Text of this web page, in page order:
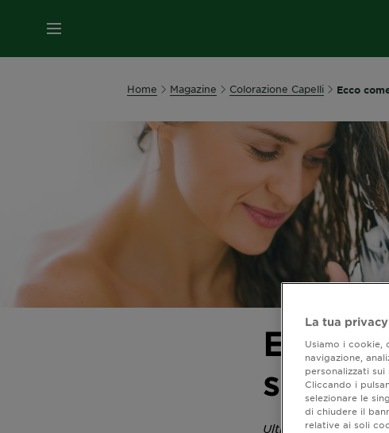
MENU
Home Magazine Colorazione Capelli Ecco
Ecco
soli:
Ultimo
La tua privacy
Usiamo i cookie,
navigazione,
personalizzati
Cliccando i
selezionare le
di chiudere il
relative ai soli